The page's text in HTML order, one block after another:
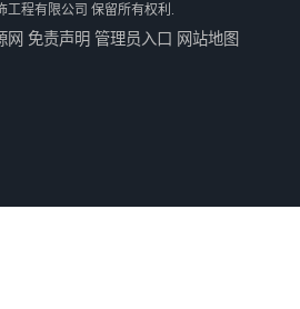
工程有限公司 保留所有权利.
网 免责声明 管理员入口 网站地图